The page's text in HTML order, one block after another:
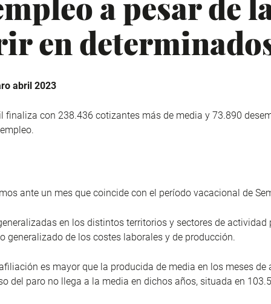
en
abril 2023
finaliza con 238.436 cotizantes más de media y 73.890
ante un mes que coincide con el período vacacional de
en los distintos territorios y sectores de
generalizado de los costes laborales y de producción.
es mayor que la producida de media en los meses
del paro no llega a la media en dichos años, situada en